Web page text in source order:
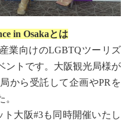
in Osakaとは
業向けのLGBTQツーリズ
ントです。大阪観光局様が
から受託して企画やPRを
大阪#3も同時開催いたし